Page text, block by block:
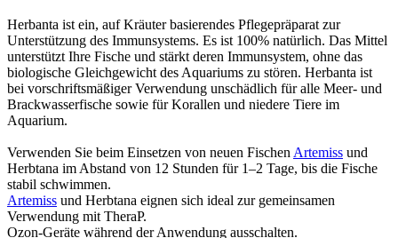
Herbanta ist ein, auf Kräuter basierendes Pflegepräparat zur
Unterstützung des Immunsystems. Es ist 100% natürlich. Das Mittel
unterstützt Ihre Fische und stärkt deren Immunsystem, ohne das
biologische Gleichgewicht des Aquariums zu stören. Herbanta ist
bei vorschriftsmäßiger Verwendung unschädlich für alle Meer- und
Brackwasserfische sowie für Korallen und niedere Tiere im
Aquarium.
Verwenden Sie beim Einsetzen von neuen Fischen Artemiss und
Herbtana im Abstand von 12 Stunden für 1–2 Tage, bis die Fische
stabil schwimmen.
Artemiss und Herbtana eignen sich ideal zur gemeinsamen
Verwendung mit TheraP.
Ozon-Geräte während der Anwendung ausschalten.